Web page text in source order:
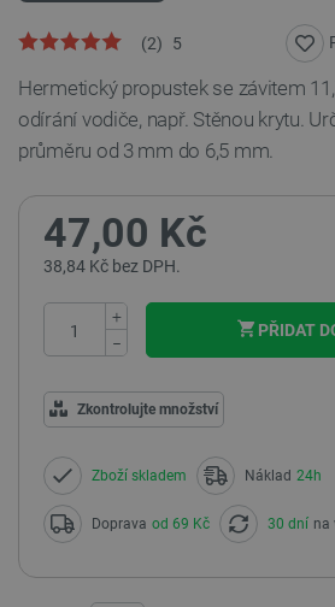
5
(2)
Hermetický propustek se závitem
odírání vodiče, např. Stěnou krytu.
průměru od 3 mm do 6,5 mm.
47,00 Kč
38,84 Kč bez DPH.
+
−
PŘIDAT
Zkontrolujte množství
Zboží skladem Náklad 24h
Doprava od 69 Kč 30 dní na